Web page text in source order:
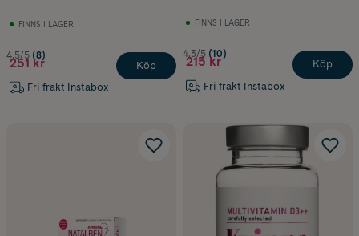
FINNS I LAGER
4.5/5 (8)
251 kr
Fri frakt Instabox
Köp
FINNS I LAGER
4.3/5 (10)
215 kr
Fri frakt Instabox
Köp